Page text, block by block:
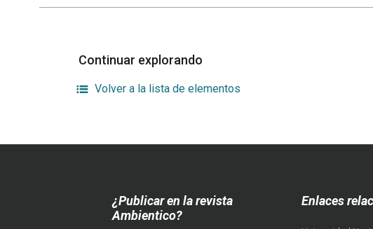
Continuar explorando
Volver a la lista de elementos
¿Publicar en la revista
Ambientico?
Enlaces